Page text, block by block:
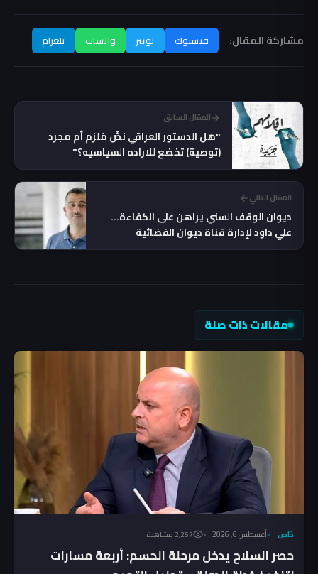
مشاركة المقال: فيسبوك تويتر واتساب تلغرام
المقال السابق
"هل الدستور العراقي نصٌّ مُلزم أم مجرد
(توصية) تخضع للاراده السياسيه؟"
المقال التالي
ديوان الوقف السني يراهن على الكفاءة…
علي داود لإدارة قناة ديوان الفضائية
مقالات ذات صلة
خاص أغسطس 6, 2026 2٬267 مشاهدة
حصر السلاح يدخل مرحلة الحسم: أربعة مسارات